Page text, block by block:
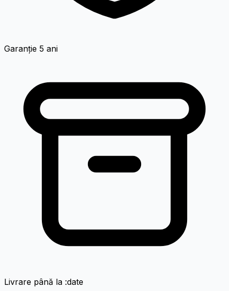
Garanție 5 ani
Livrare până la :date